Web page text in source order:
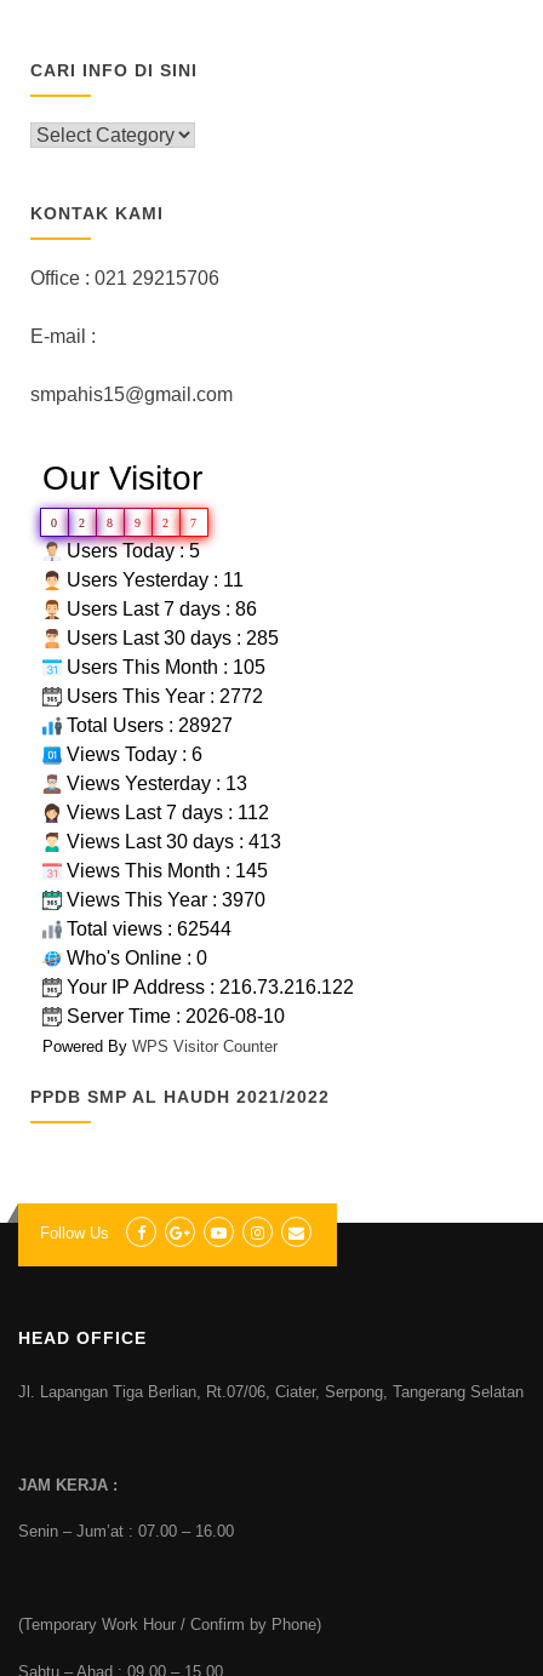
CARI INFO DI SINI
CARI
SINI
KONTAK KAMI
Office : 021 29215706
E-mail :
smpahis15@gmail.com
Our Visitor
0 2 8 9 2 7
Users Today : 5
Users Yesterday : 11
Users Last 7 days : 86
Users Last 30 days : 285
Users This Month : 105
Users This Year : 2772
Total Users : 28927
Views Today : 6
Views Yesterday : 13
Views Last 7 days : 112
Views Last 30 days : 413
Views This Month : 145
Views This Year : 3970
Total views : 62544
Who's Online : 0
Your IP Address : 216.73.216.122
Server Time : 2026-08-10
Powered By WPS Visitor Counter
PPDB SMP AL HAUDH 2021/2022
Follow Us
HEAD OFFICE
Jl. Lapangan Tiga Berlian, Rt.07/06, Ciater, Serpong, Tangerang Selatan
JAM KERJA :
Senin – Jum’at : 07.00 – 16.00
(Temporary Work Hour / Confirm by Phone)
Sabtu – Ahad : 09.00 – 15.00